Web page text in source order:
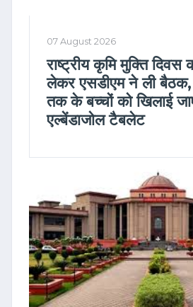
07 August 2026
राष्ट्रीय कृमि मुक्ति दिवस
लेकर एसडीएम ने ली बैठक,
तक के बच्चों को खिलाई
एल्बेंडाजोल टैबलेट